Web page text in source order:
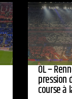
OL –
pression
course à